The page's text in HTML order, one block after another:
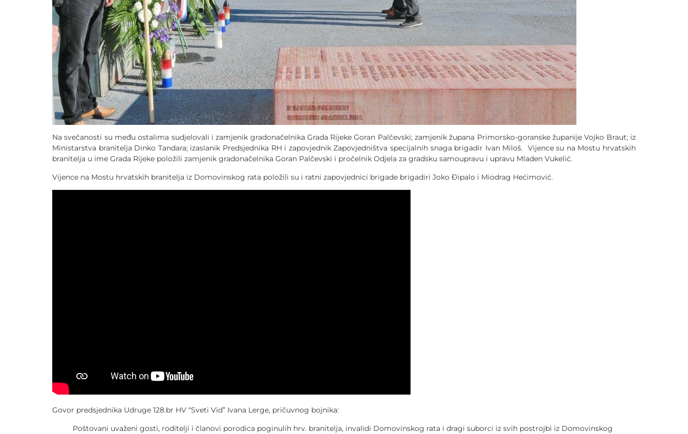
Na svečanosti su među ostalima sudjelovali i zamjenik gradonačelnika Grada Rijeke Goran Palčevski; zamjenik župana Primorsko-goranske županije Vojko Braut; iz
Ministarstva branitelja Dinko Tandara; izaslanik Predsjednika RH i zapovjednik Zapovjedništva specijalnih snaga brigadir Ivan Miloš. Vijence su na Mostu hrvatskih
branitelja u ime Grada Rijeke položili zamjenik gradonačelnika Goran Palčevski i pročelnik Odjela za gradsku samoupravu i upravu Mladen Vukelić.
Vijence na Mostu hrvatskih branitelja iz Domovinskog rata položili su i ratni zapovjednici brigade brigadiri Joko Đipalo i Miodrag Hećimović.
Govor predsjednika Udruge 128.br HV “Sveti Vid” Ivana Lerge, pričuvnog bojnika:
Poštovani uvaženi gosti, roditelji i članovi porodica poginulih hrv. branitelja, invalidi Domovinskog rata i dragi suborci iz svih postrojbi iz Domovinskog